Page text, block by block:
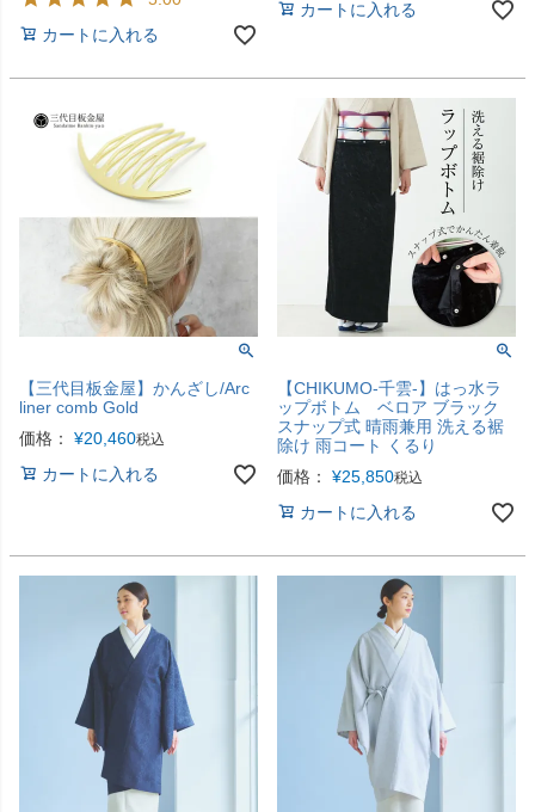
カートに入れる
カートに入れる
【三代目板金屋】かんざし/Arc
liner comb Gold
価格：
¥20,460税込
カートに入れる
【CHIKUMO-千雲-】はっ水ラ
ップボトム ベロア ブラック
スナップ式 晴雨兼用 洗える裾
除け 雨コート くるり
価格：
¥25,850税込
カートに入れる